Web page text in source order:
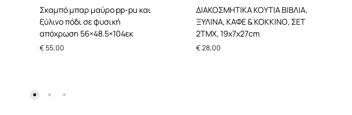
Σκαμπό μπαρ μαύρο pp-pu και
ξύλινο πόδι σε φυσική
απόχρωση 56×48.5×104εκ
€ 55,00
ΔΙΑΚΟΣΜΗΤΙΚΑ ΚΟΥΤΙΑ ΒΙΒΛΙΑ,
ΞΥΛΙΝΑ, ΚΑΦΕ & ΚΟΚΚΙΝΟ, ΣΕΤ
2ΤΜΧ, 19x7x27cm
€28,00